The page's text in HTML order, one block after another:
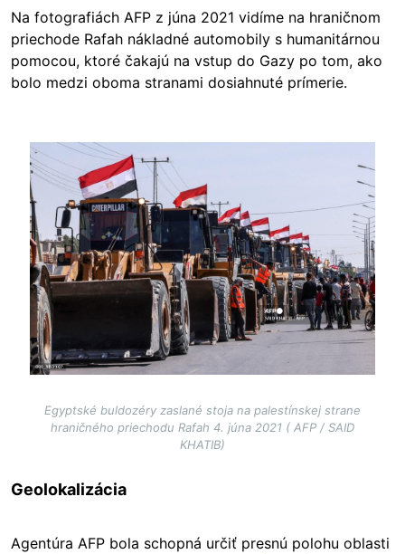
Na fotografiách AFP z júna 2021 vidíme na hraničnom
priechode Rafah nákladné automobily s humanitárnou
pomocou, ktoré čakajú na vstup do Gazy po tom, ako
bolo medzi oboma stranami dosiahnuté prímerie.
Image
Egyptské buldozéry zaslané stoja na palestínskej strane
hraničného priechodu Rafah 4. júna 2021 ( AFP / SAID
KHATIB)
Geolokalizácia
Agentúra AFP bola schopná určiť presnú polohu oblasti